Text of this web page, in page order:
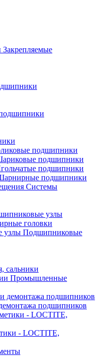
Закрепляемые
подшипники
подшипники
подшипники
подшипники
Системы
узлы
головки
Подшипниковые
сальники
Промышленные
подшипников
- LOCTITE,